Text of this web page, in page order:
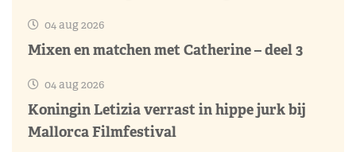
04 aug 2026
Mixen en matchen met Catherine – deel 3
04 aug 2026
Koningin Letizia verrast in hippe jurk bij
Mallorca Filmfestival